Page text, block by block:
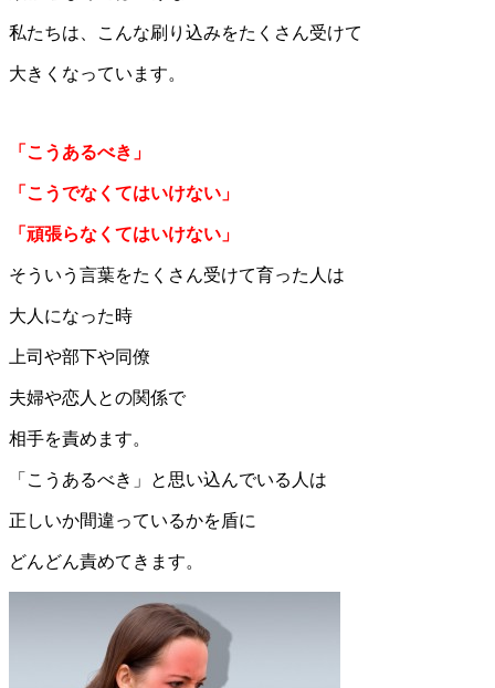
私たちは、こんな刷り込みをたくさん受けて
大きくなっています。
「こうあるべき」
「こうでなくてはいけない」
「頑張らなくてはいけない」
そういう言葉をたくさん受けて育った人は
大人になった時
上司や部下や同僚
夫婦や恋人との関係で
相手を責めます。
「こうあるべき」と思い込んでいる人は
正しいか間違っているかを盾に
どんどん責めてきます。